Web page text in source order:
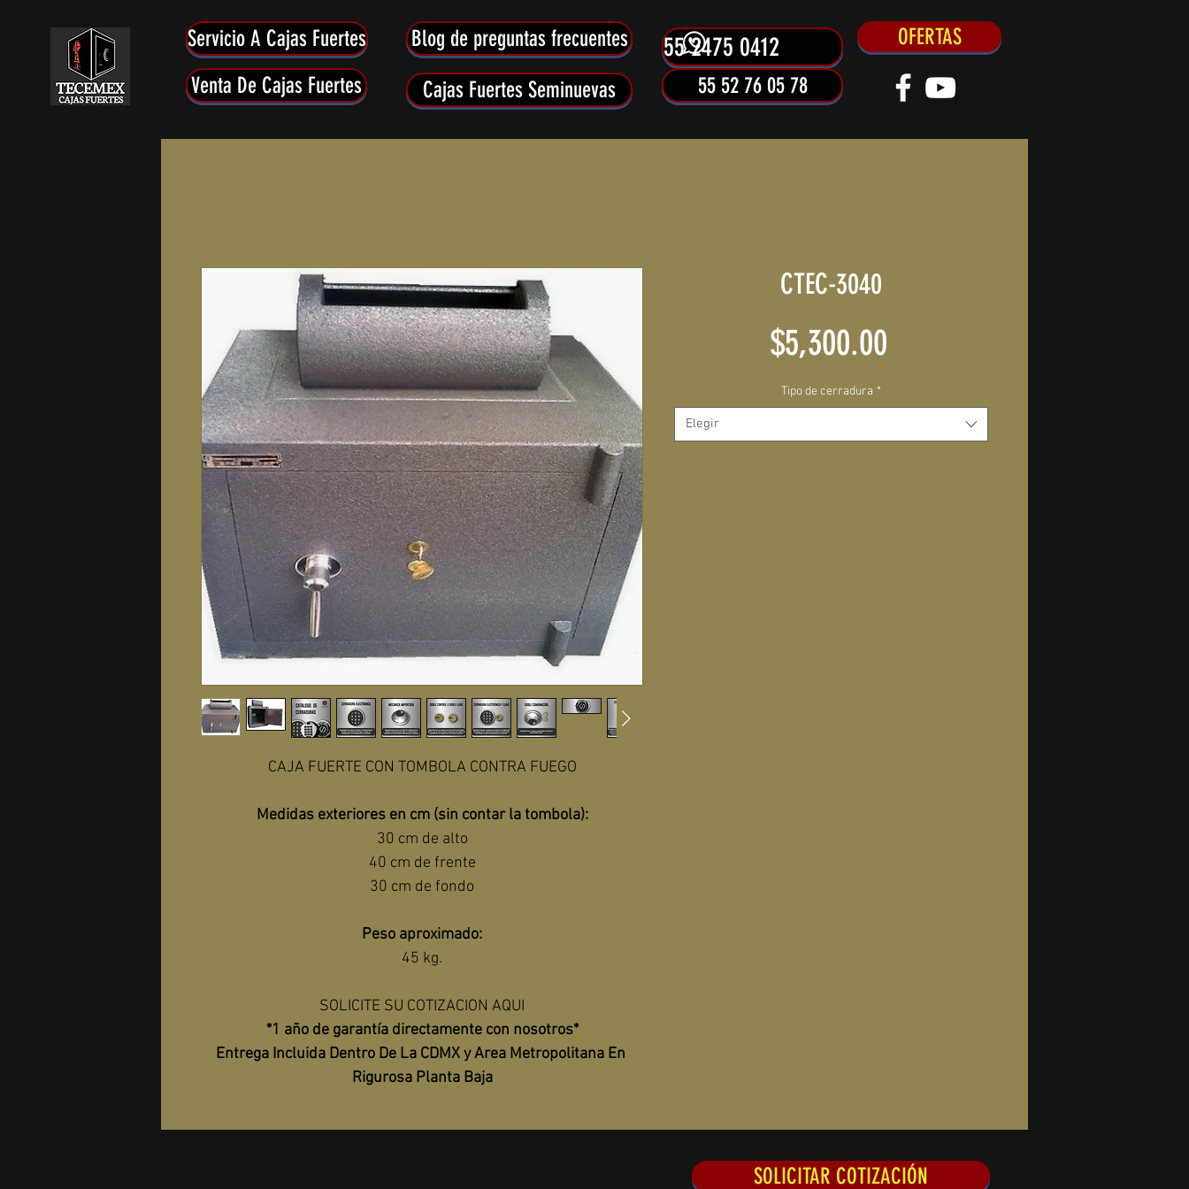
Servicio A Cajas Fuertes
Venta De Cajas Fuertes
Blog de preguntas frecuentes
Cajas Fuertes Seminuevas
55 2475 0412
55 52 76 05 78
OFERTAS
CAJA FUERTE CON TOMBOLA CONTRA FUEGO
Medidas exteriores en cm (sin contar la tombola):
30 cm de alto
40 cm de frente
30 cm de fondo
Peso aproximado:
45 kg.
SOLICITE SU COTIZACION AQUI
*1 año de garantía directamente con nosotros*
Entrega Incluida Dentro De La CDMX y Area Metropolitana En
Rigurosa Planta Baja
CTEC-3040
$5,300.00
Tipo de cerradura *
Elegir
SOLICITAR COTIZACIÓN